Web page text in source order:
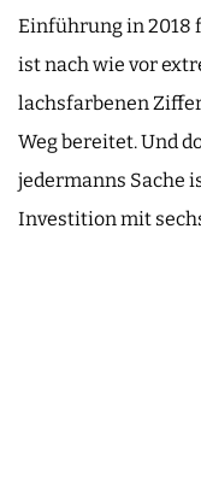
Einführung in 2018
ist nach wie vor
lachsfarbenen
Weg bereitet. Und
jedermanns Sache
Investition mit